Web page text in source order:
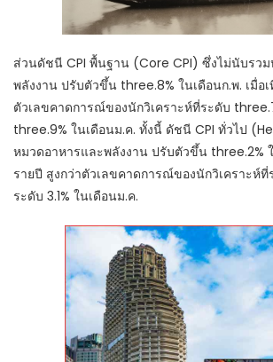
ส่วนดัชนี CPI พื้นฐาน (Core CPI) ซึ่งไม่นับรว
พลังงาน ปรับตัวขึ้น three.8% ในเดือนก.พ. เมื่อ
ตัวเลขคาดการณ์ของนักวิเคราะห์ที่ระดับ
three.9% ในเดือนม.ค. ทั้งนี้ ดัชนี CPI ทั่วไป
หมวดอาหารและพลังงาน ปรับตัวขึ้น three.2%
รายปี สูงกว่าตัวเลขคาดการณ์ของนักวิเคราะห์ที่
ระดับ 3.1% ในเดือนม.ค.